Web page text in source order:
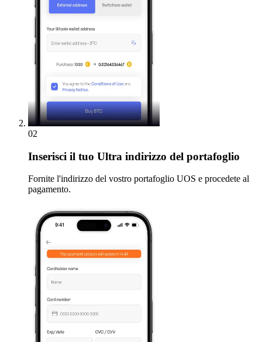
02
Inserisci il tuo Ultra indirizzo del portafoglio
Fornite l'indirizzo del vostro portafoglio UOS e procedete al
pagamento.